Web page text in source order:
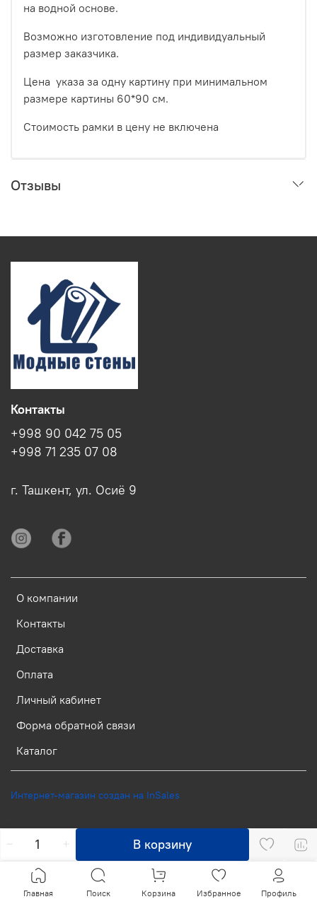
В корзину
на водной основе.
Возможно изготовление под индивидуальный
размер заказчика.
Цена указа за одну картину при минимальном
размере картины 60*90 см.
Стоимость рамки в цену не включена
Отзывы
О компании
Контакты
Доставка
Оплата
Личный кабинет
Форма обратной связи
Каталог
Контакты
+998 90 042 75 05
+998 71 235 07 08
г. Ташкент, ул. Осиё 9
Интернет-магазин создан на InSales
Главная Поиск Корзина Избранное Профиль